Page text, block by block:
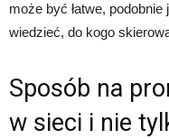
może być łatwe, podobnie
wiedzieć, do kogo
Sposób na
w sieci i nie